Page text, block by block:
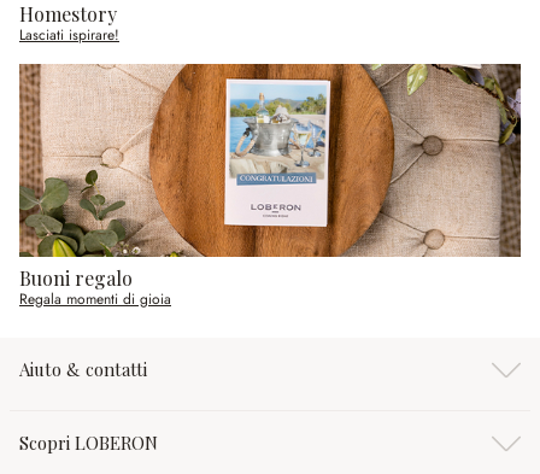
Homestory
Lasciati ispirare!
Buoni regalo
Regala momenti di gioia
Aiuto & contatti
Scopri LOBERON